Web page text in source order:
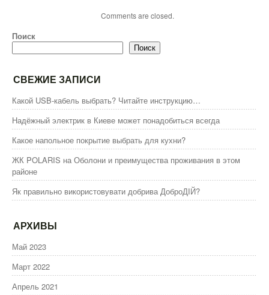
Comments are closed.
Поиск
Поиск
СВЕЖИЕ ЗАПИСИ
Какой USB-кабель выбрать? Читайте инструкцию…
Надёжный электрик в Киеве может понадобиться всегда
Какое напольное покрытие выбрать для кухни?
ЖК POLARIS на Оболони и преимущества проживания в этом
районе
Як правильно використовувати добрива ДоброДІЙ?
АРХИВЫ
Май 2023
Март 2022
Апрель 2021